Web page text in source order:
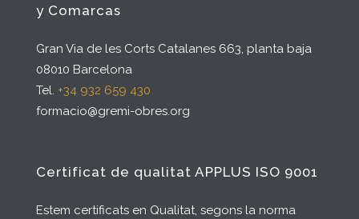
y Comarcas
Gran Via de les Corts Catalanes 663, planta baja
08010 Barcelona
Tel. +34 932 659 430
formacio@gremi-obres.org
Certificat de qualitat APPLUS ISO 9001
Estem certificats en Qualitat, segons la norma